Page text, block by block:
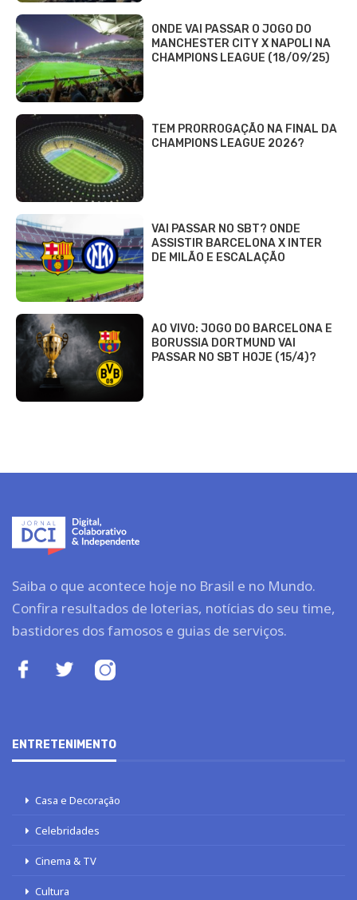
ONDE VAI PASSAR O JOGO DO
MANCHESTER CITY X NAPOLI NA
CHAMPIONS LEAGUE (18/09/25)
TEM PRORROGAÇÃO NA FINAL DA
CHAMPIONS LEAGUE 2026?
VAI PASSAR NO SBT? ONDE
ASSISTIR BARCELONA X INTER
DE MILÃO E ESCALAÇÃO
AO VIVO: JOGO DO BARCELONA E
BORUSSIA DORTMUND VAI
PASSAR NO SBT HOJE (15/4)?
Saiba o que acontece hoje no Brasil e no Mundo.
Confira resultados de loterias, notícias do seu time,
bastidores dos famosos e guias de serviços.
ENTRETENIMENTO
Casa e Decoração
Celebridades
Cinema & TV
Cultura